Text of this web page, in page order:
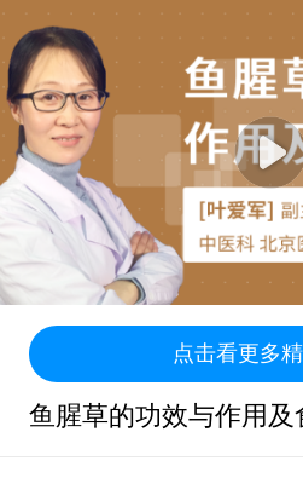
点击看更多
鱼腥草的功效与作用及